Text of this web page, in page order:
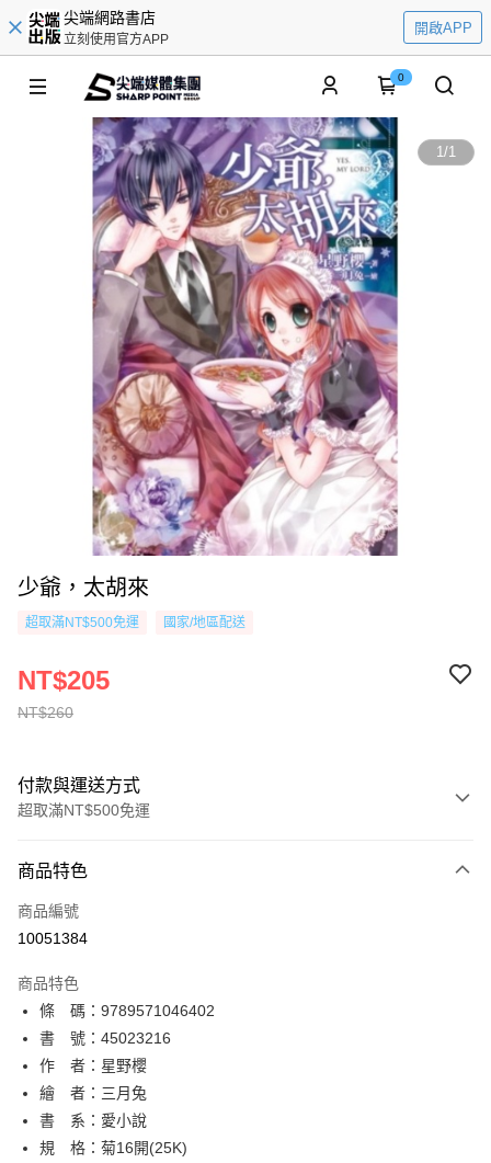
尖端網路書店
立刻使用官方APP
開啟APP
0
1/1
少爺，太胡來
超取滿NT$500免運 國家/地區配送
NT$260
NT$205
付款與運送方式
超取滿NT$500免運
信用卡一次付款
超商取貨付款
相關說明
【關於「AFTEE先享後付」】
AFTEE先享後付是「在收到商品之後才付款」的支付方式。 讓您購物簡單
便利好安心！
１．簡單：不需註冊會員、不需綁卡、不需儲值。
２．便利：只要手機號碼，簡訊認證，即可結帳。
３．安心：先確認商品／服務後，再付款。
【「AFTEE先享後付」結帳流程】
ATM付款
運送方式
全家取貨付款
每筆NT$80，滿NT$500(含以上)免運費
商品特色
商品編號
10051384
商品特色
條 碼：9789571046402
書 號：45023216
作 者：星野櫻
繪 者：三月兔
書 系：愛小說
規 格：菊16開(25K)